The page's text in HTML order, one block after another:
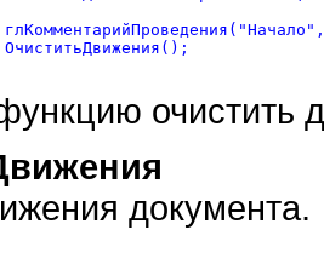
очистить
документа.